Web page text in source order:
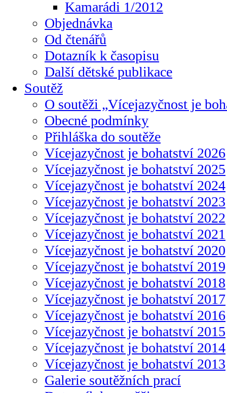
Kamarádi 1/2012
Objednávka
Od čtenářů
Dotazník k časopisu
Další dětské publikace
Soutěž
O soutěži „Vícejazyčnost je
Obecné podmínky
Přihláška do soutěže
Vícejazyčnost je bohatství 2026
Vícejazyčnost je bohatství 2025
Vícejazyčnost je bohatství 2024
Vícejazyčnost je bohatství 2023
Vícejazyčnost je bohatství 2022
Vícejazyčnost je bohatství 2021
Vícejazyčnost je bohatství 2020
Vícejazyčnost je bohatství 2019
Vícejazyčnost je bohatství 2018
Vícejazyčnost je bohatství 2017
Vícejazyčnost je bohatství 2016
Vícejazyčnost je bohatství 2015
Vícejazyčnost je bohatství 2014
Vícejazyčnost je bohatství 2013
Galerie soutěžních prací